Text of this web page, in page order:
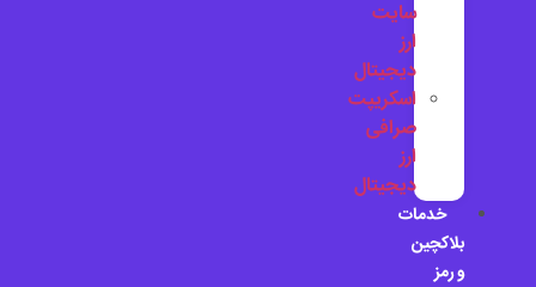
سایت
ارز
دیجیتال
اسکریپت
صرافی
ارز
دیجیتال
خدمات
بلاکچین
و رمز